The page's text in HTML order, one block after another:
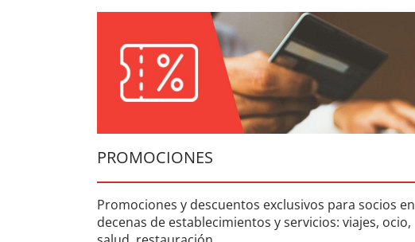
PROMOCIONES
Promociones y descuentos exclusivos para socios en
decenas de establecimientos y servicios: viajes, ocio,